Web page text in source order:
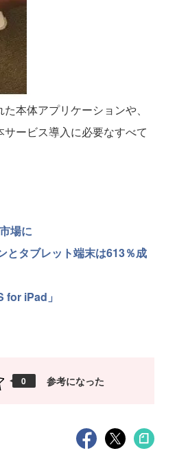
本体アプリケーションや、
ービス導入に必要なすべて
場に
とタブレット端末は613％成
iPad」
0 参考になった